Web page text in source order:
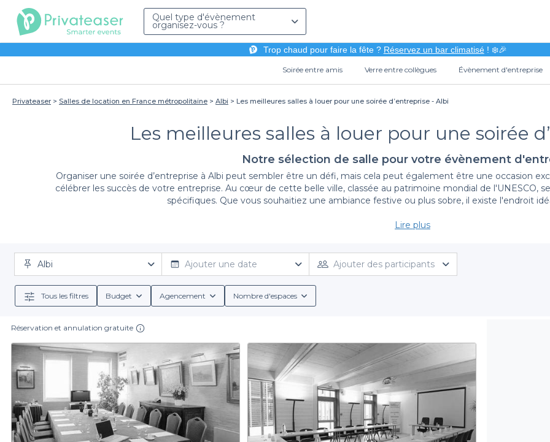
Quel type d'évènement
organisez-vous ?
Trop chaud pour faire la fête ? Réservez un bar climatisé! ❄️🎉
Soirée entre amis Verre entre collègues Évènement d'entreprise
Privateaser Salles de location en France métropolitaine Albi Les meilleures salles à louer pour une soirée d’entreprise - Albi
Les meilleures salles à louer pour une soirée
Notre sélection de salle pour votre évènement
Organiser une soirée d’entreprise à Albi peut sembler être un défi, mais cela peut également être une occasion
célébrer les succès de votre entreprise. Au cœur de cette belle ville, classée au patrimoine mondial de l'UNESCO,
spécifiques. Que vous souhaitiez une ambiance festive ou plus sobre, il existe l'endroit
En utilisant Privateaser, nous vous simplifions la vie en vous proposant un large choix de salles à louer à Albi. Notre
ligne, sans tracas. Grâce à notre diversité d'offres , vous trouverez des espaces allant des lieux historiques aux
dans les meilleures conditions. Avec des conditions de réservation détaillées, nous vous garantissons
Lors de votre réservation, vous bénéficierez de nombreux
assis. La plupart des salles partenaires à Albi proposent également une variété de boissons, allant des cocktails
goûts. Laissez-nous vous aider à choisir l’endroit qui conviendra parfaitement à
Découvrez le plaisir d'organiser votre soirée d’entreprise avec Privateaser à Albi. Visitez notre site pour explorer
événement mémorable. La convivialité et le succès de votre soirée n'ont jamais
Lire plus
Albi Ajouter une date Ajouter des participants
Tous les filtres Budget Agencement Nombre d'espaces
Réservation et annulation gratuite